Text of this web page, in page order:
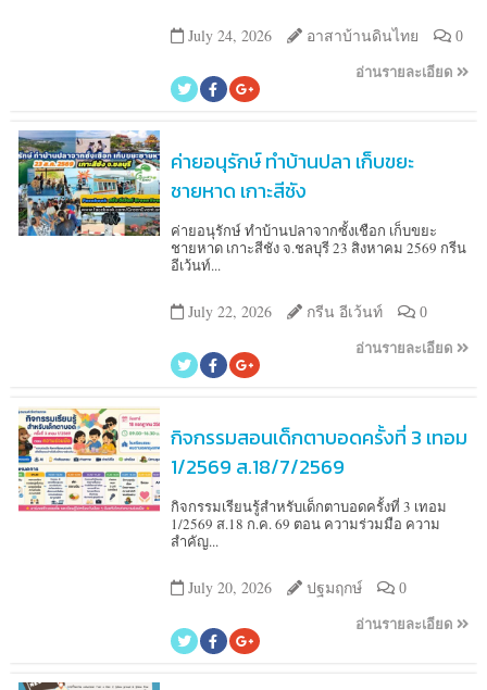
July 24, 2026 อาสาบ้านดินไทย 0
อ่านรายละเอียด
ค่ายอนุรักษ์ ทำบ้านปลา เก็บขยะ
ชายหาด เกาะสีชัง
ค่ายอนุรักษ์ ทำบ้านปลาจากซั้งเชือก เก็บขยะ
ชายหาด เกาะสีชัง จ.ชลบุรี 23 สิงหาคม 2569 กรีน
อีเว้นท์...
July 22, 2026 กรีน อีเว้นท์ 0
อ่านรายละเอียด
กิจกรรมสอนเด็กตาบอดครั้งที่ 3 เทอม
1/2569 ส.18/7/2569
กิจกรรมเรียนรู้สำหรับเด็กตาบอดครั้งที่ 3 เทอม
1/2569 ส.18 ก.ค. 69 ตอน ความร่วมมือ ความ
สำคัญ...
July 20, 2026 ปฐมฤกษ์ 0
อ่านรายละเอียด